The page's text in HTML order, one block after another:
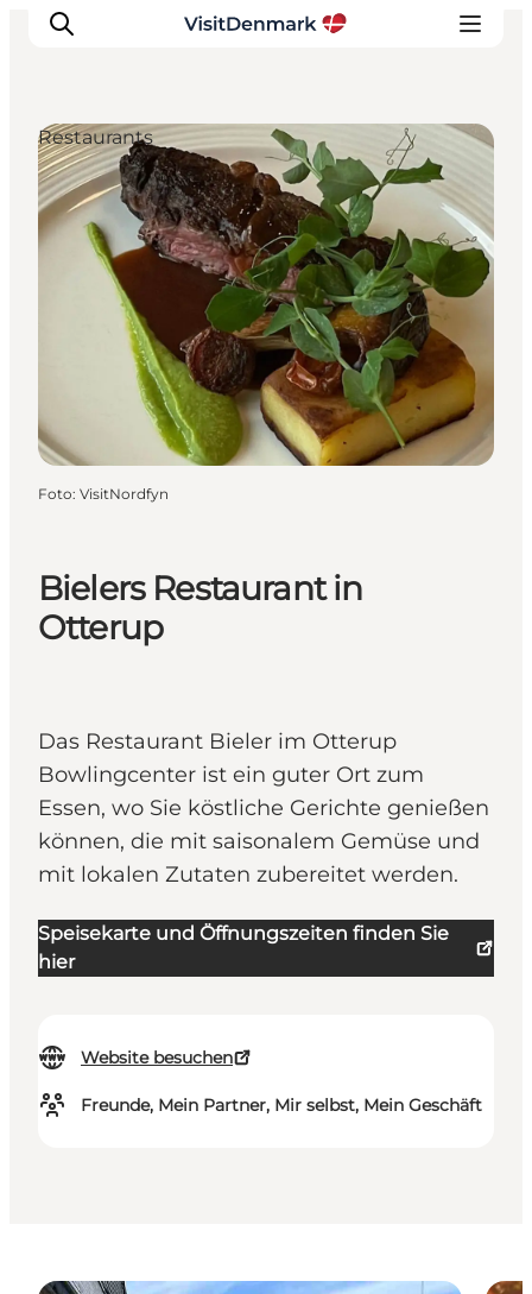
Inspiration
Regionen
Erlebnisse
Unterkünfte
Reiseplanung
Bielers Restaurant in
Otterup
Das Restaurant Bieler im Otterup
Bowlingcenter ist ein guter Ort zum
Essen, wo Sie köstliche Gerichte genießen
können, die mit saisonalem Gemüse und
mit lokalen Zutaten zubereitet werden.
Speisekarte und Öffnungszeiten finden Sie
hier
Website besuchen
Freunde, Mein Partner, Mir selbst, Mein Geschäft
Restaurants
Foto: VisitNordfyn